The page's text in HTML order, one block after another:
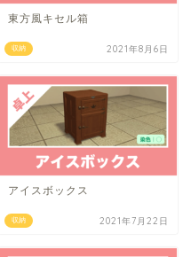
収納
東方風キセル箱
2021年8月6日
収納
アイスボックス
2021年7月22日